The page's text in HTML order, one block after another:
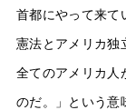
首都にやって来て
憲法とアメリカ独
全てのアメリカ人
のだ。」という意